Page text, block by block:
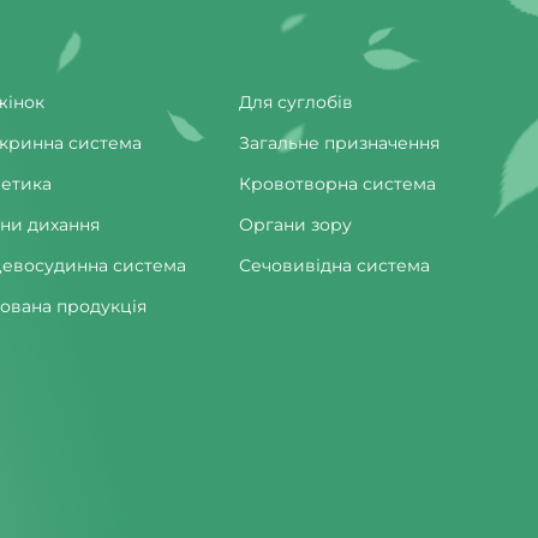
Для суглобів
система
Загальне призначення
Кровотворна система
дихання
Органи зору
система
Сечовивідна система
продукція